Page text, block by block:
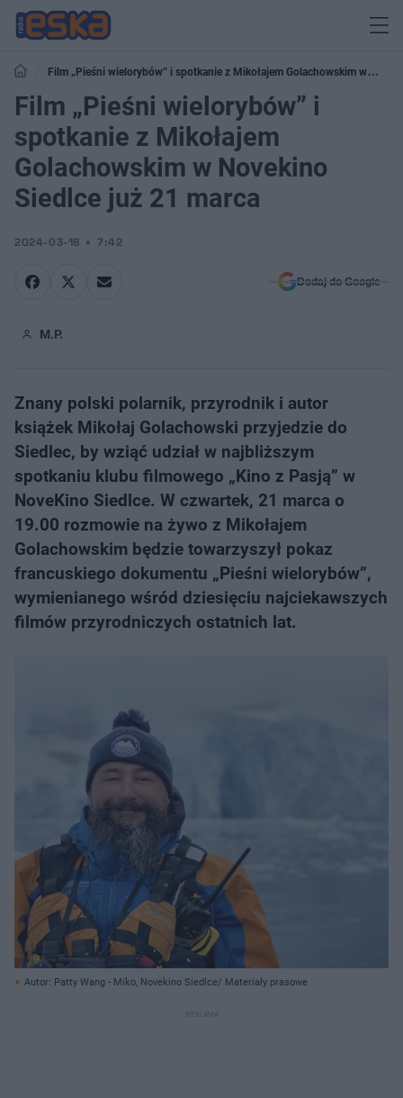
Film „Pieśni wielorybów” i spotkanie z Mikołajem Golachowskim w
Novekino Siedlce już 21 marca
Film „Pieśni wielorybów” i
spotkanie z Mikołajem
Golachowskim w Novekino
Siedlce już 21 marca
2024-03-18 7:42
Dodaj do Google
M.P.
Znany polski polarnik, przyrodnik i autor
książek Mikołaj Golachowski przyjedzie do
Siedlec, by wziąć udział w najbliższym
spotkaniu klubu filmowego „Kino z Pasją” w
NoveKino Siedlce. W czwartek, 21 marca o
19.00 rozmowie na żywo z Mikołajem
Golachowskim będzie towarzyszył pokaz
francuskiego dokumentu „Pieśni wielorybów”,
wymienianego wśród dziesięciu najciekawszych
filmów przyrodniczych ostatnich lat.
Autor: Patty Wang - Miko, Novekino Siedlce/ Materiały prasowe